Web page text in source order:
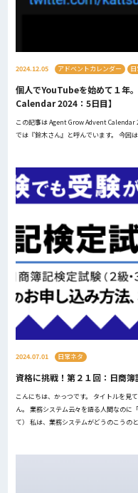
2024.12.05 アドベントカレンダー
個人でYouTubeを始めて１年
Calendar 2024：5日目】
この記事は Agent Grow Advent Calendar
では『鈴木さん』と呼んでいます。 今回
2024.07.01 日常ネタ
資格に挑戦！第２１回：日商簿
こんにちは、かっつです。 タイトルを見
ん。 業務システム云々を語る人間なのに
て） 私は、業務システムがどうのこうの